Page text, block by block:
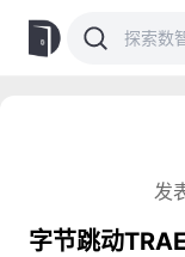
发
字节跳动